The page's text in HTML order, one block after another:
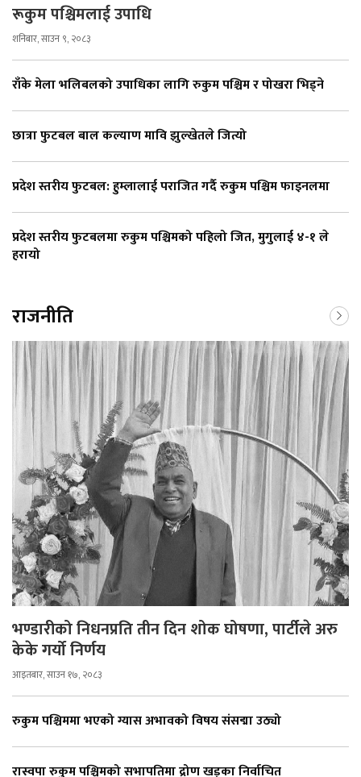
रूकुम पश्चिमलाई उपाधि
शनिबार, साउन ९, २०८३
राँके मेला भलिबलको उपाधिका लागि रुकुम पश्चिम र पोखरा भिड्ने
छात्रा फुटबल बाल कल्याण मावि झुल्खेतले जित्यो
प्रदेश स्तरीय फुटबल: हुम्लालाई पराजित गर्दै रुकुम पश्चिम फाइनलमा
प्रदेश स्तरीय फुटबलमा रुकुम पश्चिमको पहिलो जित, मुगुलाई ४-१ ले
हरायो
राजनीति
भण्डारीको निधनप्रति तीन दिन शोक घोषणा, पार्टीले अरु
केके गर्यो निर्णय
आइतबार, साउन १७, २०८३
रुकुम पश्चिममा भएको ग्यास अभावको विषय संसद्मा उठ्यो
रास्वपा रुकुम पश्चिमको सभापतिमा द्रोण खड्का निर्वाचित